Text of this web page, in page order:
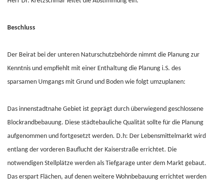
Beschluss
Der Beirat bei der unteren Naturschutzbehörde nimmt die Planung zur
Kenntnis und empfiehlt mit einer Enthaltung die Planung i.S. des
sparsamen Umgangs mit Grund und Boden wie folgt umzuplanen:
Das innenstadtnahe Gebiet ist geprägt durch überwiegend geschlossene
Blockrandbebauung. Diese städtebauliche Qualität sollte für die Planung
aufgenommen und fortgesetzt werden. D.h: Der Lebensmittelmarkt wird
entlang der vorderen Bauflucht der Kaiserstraße errichtet. Die
notwendigen Stellplätze werden als Tiefgarage unter dem Markt gebaut.
Das erspart Flächen, auf denen weitere Wohnbebauung errichtet werden